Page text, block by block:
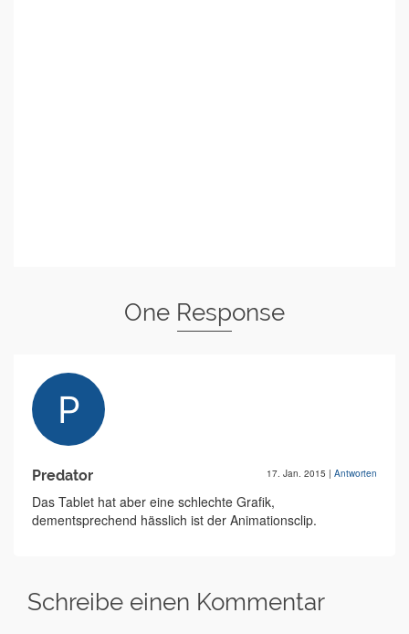
One Response
Predator 17. Jan. 2015 | Antworten
Das Tablet hat aber eine schlechte Grafik,
dementsprechend hässlich ist der Animationsclip.
Schreibe einen Kommentar